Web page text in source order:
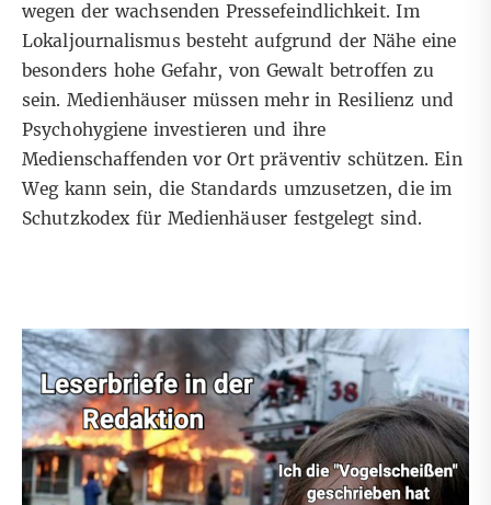
wegen der wachsenden Pressefeindlichkeit. Im
Lokaljournalismus besteht aufgrund der Nähe eine
besonders hohe Gefahr, von Gewalt betroffen zu
sein. Medienhäuser müssen mehr in Resilienz und
Psychohygiene investieren und ihre
Medienschaffenden vor Ort präventiv schützen. Ein
Weg kann sein, die Standards umzusetzen, die im
Schutzkodexfür Medienhäuser festgelegt sind.